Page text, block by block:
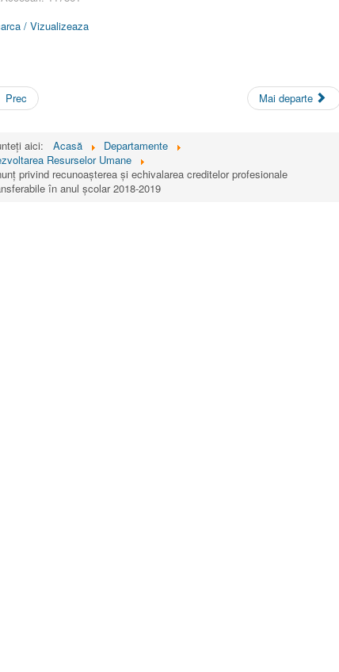
/ Vizualizeaza
Prec Mai departe
aici: Acasă
Departamente
Resurselor Umane
privind recunoașterea și echivalarea creditelor profesionale
în anul școlar 2018-2019